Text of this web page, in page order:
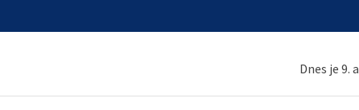
Dnes je 9.